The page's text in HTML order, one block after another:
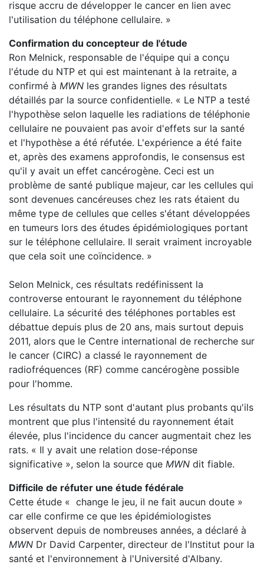
risque accru de développer le cancer en lien avec
l'utilisation du téléphone cellulaire. »
Confirmation du concepteur de l'étude
Ron Melnick, responsable de l'équipe qui a conçu
l'étude du NTP et qui est maintenant à la retraite, a
confirmé à MWN les grandes lignes des résultats
détaillés par la source confidentielle. « Le NTP a testé
l'hypothèse selon laquelle les radiations de téléphonie
cellulaire ne pouvaient pas avoir d'effets sur la santé
et l'hypothèse a été réfutée. L'expérience a été faite
et, après des examens approfondis, le consensus est
qu'il y avait un effet cancérogène. Ceci est un
problème de santé publique majeur, car les cellules qui
sont devenues cancéreuses chez les rats étaient du
même type de cellules que celles s'étant développées
en tumeurs lors des études épidémiologiques portant
sur le téléphone cellulaire. Il serait vraiment incroyable
que cela soit une coïncidence. »
Selon Melnick, ces résultats redéfinissent la
controverse entourant le rayonnement du téléphone
cellulaire. La sécurité des téléphones portables est
débattue depuis plus de 20 ans, mais surtout depuis
2011, alors que le Centre international de recherche sur
le cancer (CIRC) a classé le rayonnement de
radiofréquences (RF) comme cancérogène possible
pour l'homme.
Les résultats du NTP sont d'autant plus probants qu'ils
montrent que plus l'intensité du rayonnement était
élevée, plus l'incidence du cancer augmentait chez les
rats. « Il y avait une relation dose-réponse
significative », selon la source que MWN dit fiable.
Difficile de réfuter une étude fédérale
Cette étude « change le jeu, il ne fait aucun doute »
car elle confirme ce que les épidémiologistes
observent depuis de nombreuses années, a déclaré à
MWN Dr David Carpenter, directeur de l'Institut pour la
santé et l'environnement à l'Université d'Albany.